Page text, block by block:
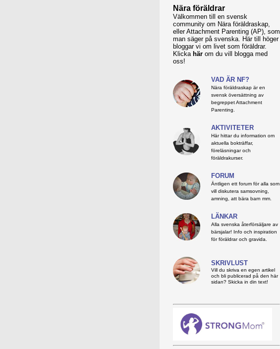
Nära föräldrar
Välkommen till en svensk
community om Nära föräldraskap,
eller Attachment Parenting (AP), som
man säger på svenska. Här till höger
bloggar vi om livet som föräldrar.
Klicka här om du vill blogga med
oss!
VAD ÄR NF?
Nära föräldraskap är en
svensk översättning av
begreppet Attachment
Parenting.
AKTIVITETER
Här hittar du information om
aktuella bokträffar,
föreläsningar och
föräldrakurser.
FORUM
Äntligen ett forum för alla som
vill diskutera samsovning,
amning, att bära barn mm.
LÄNKAR
Alla svenska återförsäljare av
bärsjalar! Info och inspiration
för föräldrar och gravida.
SKRIVLUST
Vill du skriva en egen artikel
och bli publicerad på den här
sidan? Skicka in din text!